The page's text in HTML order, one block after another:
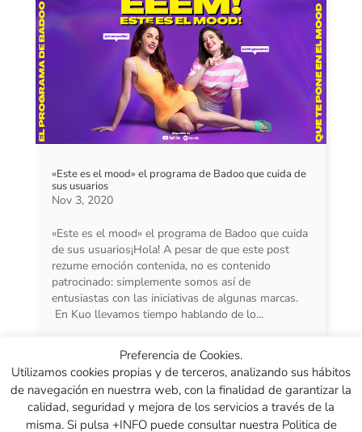
«Este es el mood» el programa de Badoo que cuida de
sus usuarios
Nov 3, 2020
«Este es el mood» el programa de Badoo que cuida
de sus usuarios¡Hola! A pesar de que este post
rezume emoción contenida, no es contenido
patrocinado: simplemente somos así de
entusiastas con las iniciativas de algunas marcas.
En Kuo llevamos tiempo hablando de lo...
« Entradas más antiguas
Preferencia de Cookies.
Utilizamos cookies propias y de terceros, analizando sus hábitos
de navegación en nuestrra web, con la finalidad de garantizar la
calidad, seguridad y mejora de los servicios a través de la
misma. Si pulsa +INFO puede consultar nuestra Politica de